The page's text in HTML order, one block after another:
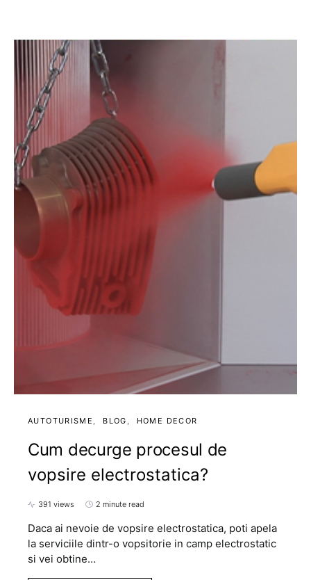
AUTOTURISME BLOG HOME DECOR
Cum decurge procesul de
vopsire electrostatica?
391 views 2 minute read
Daca ai nevoie de vopsire electrostatica, poti apela
la serviciile dintr-o vopsitorie in camp electrostatic
si vei obtine…